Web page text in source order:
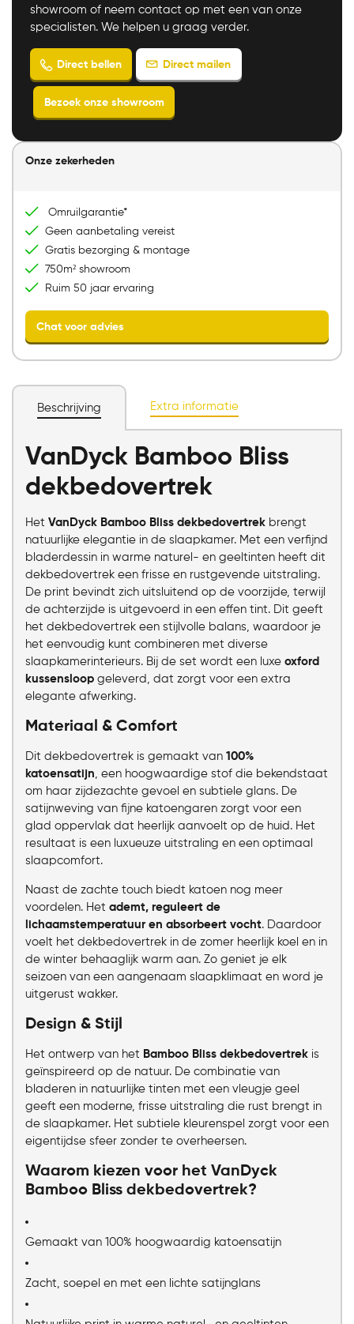
showroom of neem contact op met een van onze
specialisten. We helpen u graag verder.
Direct bellen
Onze zekerheden
Omruilgarantie*
Geen aanbetaling vereist
Gratis bezorging & montage
750m² showroom
Ruim 50 jaar ervaring
Chat voor advies
Beschrijving Extra informatie
VanDyck Bamboo Bliss
dekbedovertrek
Het VanDyck Bamboo Bliss dekbedovertrek brengt
natuurlijke elegantie in de slaapkamer. Met een verfijnd
bladerdessin in warme naturel- en geeltinten heeft dit
dekbedovertrek een frisse en rustgevende uitstraling.
De print bevindt zich uitsluitend op de voorzijde, terwijl
de achterzijde is uitgevoerd in een effen tint. Dit geeft
het dekbedovertrek een stijlvolle balans, waardoor je
het eenvoudig kunt combineren met diverse
slaapkamerinterieurs. Bij de set wordt een luxe oxford
kussensloop geleverd, dat zorgt voor een extra
elegante afwerking.
Materiaal & Comfort
Dit dekbedovertrek is gemaakt van 100%
katoensatijn, een hoogwaardige stof die bekendstaat
om haar zijdezachte gevoel en subtiele glans. De
satijnweving van fijne katoengaren zorgt voor een
glad oppervlak dat heerlijk aanvoelt op de huid. Het
resultaat is een luxueuze uitstraling en een optimaal
slaapcomfort.
Naast de zachte touch biedt katoen nog meer
voordelen. Het ademt, reguleert de
lichaamstemperatuur en absorbeert vocht. Daardoor
voelt het dekbedovertrek in de zomer heerlijk koel en in
de winter behaaglijk warm aan. Zo geniet je elk
seizoen van een aangenaam slaapklimaat en word je
uitgerust wakker.
Design & Stijl
Het ontwerp van het Bamboo Bliss dekbedovertrek is
geïnspireerd op de natuur. De combinatie van
bladeren in natuurlijke tinten met een vleugje geel
geeft een moderne, frisse uitstraling die rust brengt in
de slaapkamer. Het subtiele kleurenspel zorgt voor een
eigentijdse sfeer zonder te overheersen.
Waarom kiezen voor het VanDyck
Bamboo Bliss dekbedovertrek?
Gemaakt van 100% hoogwaardig katoensatijn
Zacht, soepel en met een lichte satijnglans